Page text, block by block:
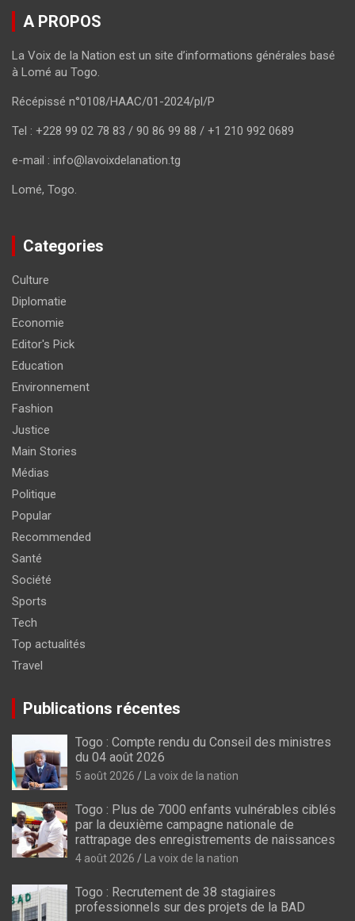
A PROPOS
La Voix de la Nation est un site d’informations générales basé
à Lomé au Togo.
Récépissé n°0108/HAAC/01-2024/pl/P
Tel : +228 99 02 78 83 / 90 86 99 88 / +1 210 992 0689
e-mail : info@lavoixdelanation.tg
Lomé, Togo.
Categories
Culture
Diplomatie
Economie
Editor's Pick
Education
Environnement
Fashion
Justice
Main Stories
Médias
Politique
Popular
Recommended
Santé
Société
Sports
Tech
Top actualités
Travel
Publications récentes
Togo : Compte rendu du Conseil des ministres
du 04 août 2026
5 août 2026 La voix de la nation
Togo : Plus de 7000 enfants vulnérables ciblés
par la deuxième campagne nationale de
rattrapage des enregistrements de naissances
4 août 2026 La voix de la nation
Togo : Recrutement de 38 stagiaires
professionnels sur des projets de la BAD